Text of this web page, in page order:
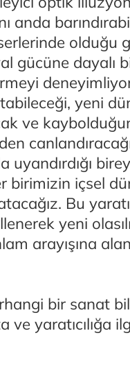
anda
olduğu
gücüne dayalı
yeni
ve
uyandırdığı
birimizin içsel
Bu
yeni
arayışına
bir sanat
yaratıcılığa